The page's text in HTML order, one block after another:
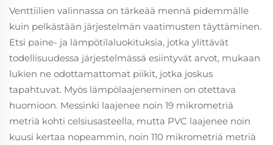
Venttiilien valinnassa on tärkeää mennä pidemmälle
kuin pelkästään järjestelmän vaatimusten täyttäminen.
Etsi paine- ja lämpötilaluokituksia, jotka ylittävät
todellisuudessa järjestelmässä esiintyvät arvot, mukaan
lukien ne odottamattomat piikit, jotka joskus
tapahtuvat. Myös lämpölaajeneminen on otettava
huomioon. Messinki laajenee noin 19 mikrometriä
metriä kohti celsiusasteella, mutta PVC laajenee noin
kuusi kertaa nopeammin, noin 110 mikrometriä metriä